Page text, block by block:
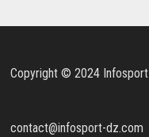
Copyright © 2024 Infosport
contact@infosport-dz.com